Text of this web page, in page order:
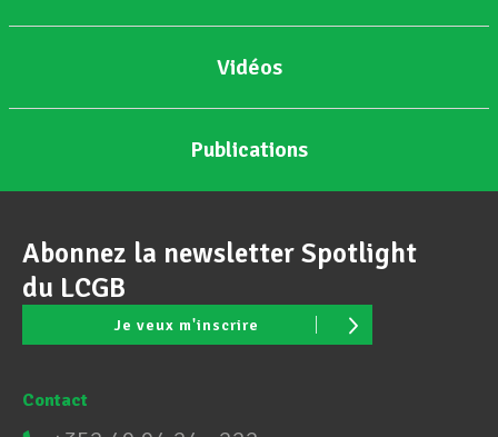
Vidéos
Publications
Abonnez la newsletter Spotlight
du LCGB
Je veux m'inscrire
Contact